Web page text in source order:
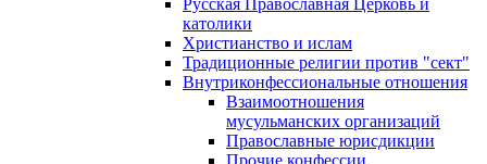
Русская Православная Церковь и
католики
Христианство и ислам
Традиционные религии против "сект"
Внутриконфессиональные отношения
Взаимоотношения
мусульманских организаций
Православные юрисдикции
Прочие конфессии